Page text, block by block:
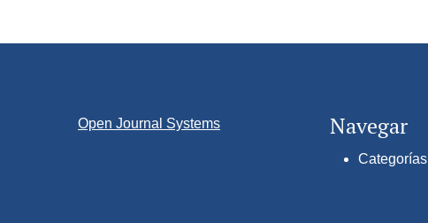
Open Journal Systems Navegar
Categorías